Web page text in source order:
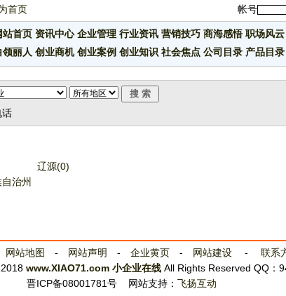
首页 帐号
站首页 资讯中心 企业管理 行业资讯 营销技巧 商海感悟 职场风云
领丽人 创业商机 创业案例 创业知识 社会焦点 公司目录 产品目录
话
辽源(0)
治州
网站地图 - 网站声明 - 企业黄页- 网站建设- 联系
www.XIAO71.com 小企业在线All Rights Reserved QQ：
晋ICP备08001781号
网站支持： 飞扬互动